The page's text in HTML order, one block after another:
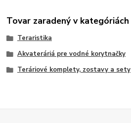
Tovar zaradený v kategóriách
Teraristika
Akvateráriá pre vodné korytnačky
Teráriové komplety, zostavy a sety